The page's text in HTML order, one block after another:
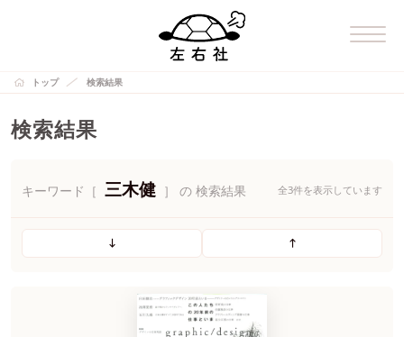
トップ 検索結果
検索結果
キーワード［ 三木健 ］ の 検索結果 全3件を表示しています